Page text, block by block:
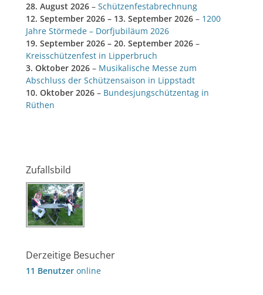
28. August 2026 – Schützenfestabrechnung
12. September 2026 – 13. September 2026 – 1200
Jahre Störmede – Dorfjubiläum 2026
19. September 2026 – 20. September 2026 –
Kreisschützenfest in Lipperbruch
3. Oktober 2026 – Musikalische Messe zum
Abschluss der Schützensaison in Lippstadt
10. Oktober 2026 – Bundesjungschützentag in
Rüthen
Zufallsbild
Derzeitige Besucher
11 Benutzer online